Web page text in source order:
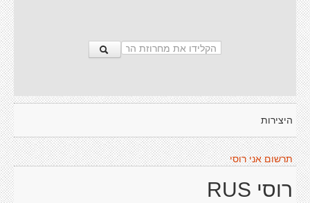
היצירות
תרשום אני רוסי
רוסי RUS